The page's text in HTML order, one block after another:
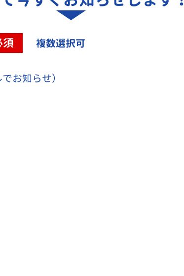
須 複数選択可
お知らせ）